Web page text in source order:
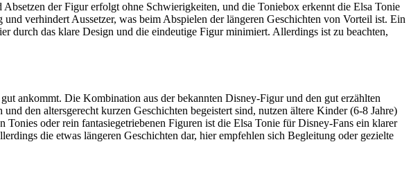
der Figur erfolgt ohne Schwierigkeiten, und die Toniebox erkennt die Elsa Tonie
verhindert Aussetzer, was beim Abspielen der längeren Geschichten von Vorteil ist. Ein
durch das klare Design und die eindeutige Figur minimiert. Allerdings ist zu beachten,
ankommt. Die Kombination aus der bekannten Disney-Figur und den gut erzählten
den altersgerecht kurzen Geschichten begeistert sind, nutzen ältere Kinder (6-8 Jahre)
oder rein fantasiegetriebenen Figuren ist die Elsa Tonie für Disney-Fans ein klarer
die etwas längeren Geschichten dar, hier empfehlen sich Begleitung oder gezielte